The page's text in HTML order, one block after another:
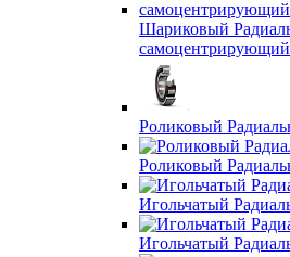
Шариковый
Роликовый
Роликовый
Игольчатый
Игольчатый